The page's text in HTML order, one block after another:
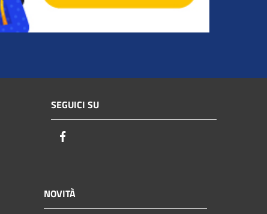
SEGUICI SU
NOVITÀ